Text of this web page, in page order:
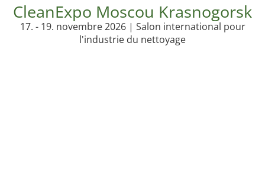
CleanExpo Moscou Krasnogorsk
17. - 19. novembre 2026 | Salon international pour
l'industrie du nettoyage